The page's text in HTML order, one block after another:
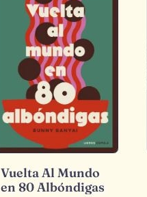
Vuelta Al Mundo
en 80 Albóndigas